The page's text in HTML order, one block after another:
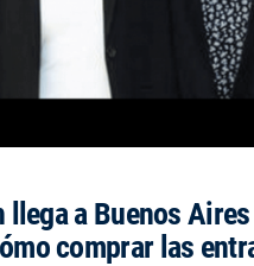
llega a Buenos
comprar las